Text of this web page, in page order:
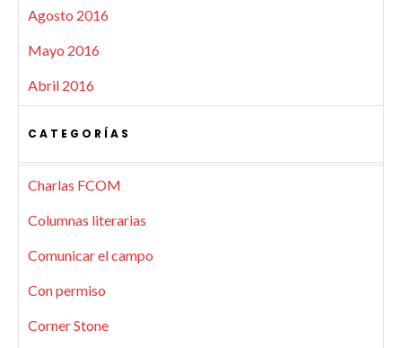
Agosto 2016
Mayo 2016
Abril 2016
CATEGORÍAS
Charlas FCOM
Columnas literarias
Comunicar el campo
Con permiso
Corner Stone